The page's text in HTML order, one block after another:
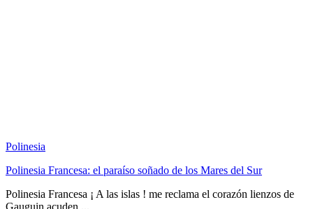
Polinesia
Polinesia Francesa: el paraíso soñado de los Mares del Sur
Polinesia Francesa ¡ A las islas ! me reclama el corazón lienzos de